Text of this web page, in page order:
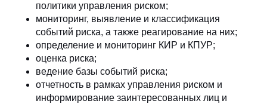
политики управления риском;
мониторинг, выявление и классификация
событий риска, а также реагирование на них;
определение и мониторинг КИР и КПУР;
оценка риска;
ведение базы событий риска;
отчетность в рамках управления риском и
информирование заинтересованных лиц и